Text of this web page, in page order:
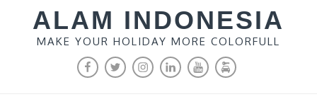
content
ALAM INDONESIA
MAKE YOUR HOLIDAY MORE COLORFULL
FACEBOOK
TWITTERINSTAGRAM
LINKEDINYOUTUBEMALANG
RENTAL